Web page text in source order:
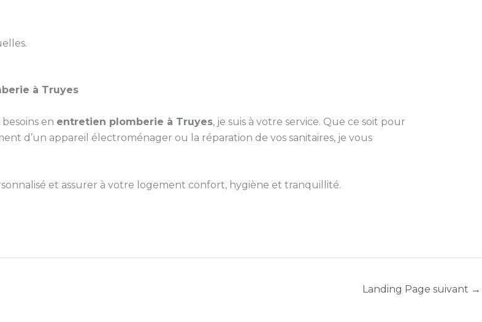
à Truyes
en entretien plomberie à Truyes, je suis à votre service. Que ce soit pour
d’un appareil électroménager ou la réparation de vos sanitaires, je vous
et assurer à votre logement confort, hygiène et tranquillité.
Landing Page suivant →